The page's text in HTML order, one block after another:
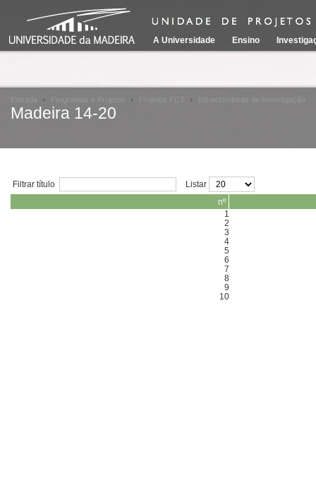
A Universidade Ensino
Entrada Programas e Projetos Projetos FCT Infraestruturas de Investigação
Madeira 14-20
Filtrar título Listar
nº
1
2
3
4
5
6
7
8
9
10